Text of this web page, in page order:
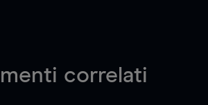
correlati